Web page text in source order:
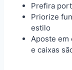
Prefira
Priorize
estilo
Aposte em
e caixas